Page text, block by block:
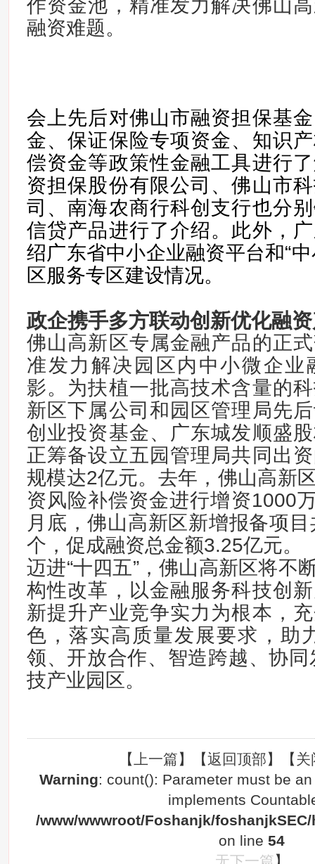
作资金池，精准发力解决佛山
融资难题。
会上先后对佛山市融资担保基
金、保证保险专项资金、知识
偿资金等政策性金融工具进行
资担保股份有限公司、佛山市
司、南海农商行科创支行也分
信贷产品进行了介绍。此外，
绍广东省中小企业融资平台和“
区服务专区建设情况。
政企携手多方联动创新优化融
佛山高新区专属金融产品的正
准发力解决园区内中小微企业
影。为扶植一批高技术含量的
新区下属公司和园区管理局先
创业投资基金、广东城发顺盛
正筹备设立五园管理局共同出
规模达2亿元。去年，佛山高新
资风险补偿资金进行增资1000
月底，佛山高新区新增报备项
个，促成融资总金额3.25亿元。
迈进“十四五”，佛山高新区将不
构性改革，以金融服务科技创
新提升产业竞争实力为根本，
色，落实高质量发展要求，助
领、开放合作、智造跨越、协同
技产业园区。
【 上一篇】【返回顶部】【关
Warning: count(): Parameter must be
implements
/www/wwwroot/Foshanjk/
on line 54